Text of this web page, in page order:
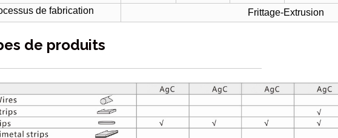
de fabrication
Frittage-Extrusion
de produits